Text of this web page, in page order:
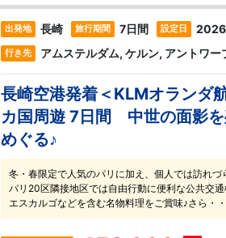
出発地 長崎 旅行期間 7日間 設定日
行き先 アムステルダム, ケルン, アントワ
長崎空港発着＜KLMオランダ
カ国周遊 7日間 中世の面影
めぐる♪
冬・春限定で人気のパリに加え、個人では訪れ
パリ20区隣接地区では自由行動に便利な公共交
エスカルゴなどを含む名物料理をご賞味♪さら・・